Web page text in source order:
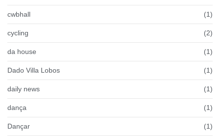
cwbhall (1)
cycling (2)
da house (1)
Dado Villa Lobos (1)
daily news (1)
dança (1)
Dançar (1)